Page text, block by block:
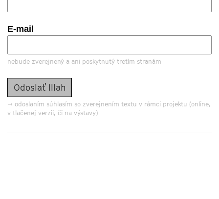
E-mail
nebude zverejnený a ani poskytnutý tretím stranám
→ odoslaním súhlasím so zverejnením textu v rámci projektu (online,
v tlačenej verzii, či na výstavy)